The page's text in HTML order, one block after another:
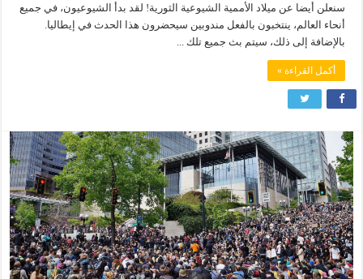
سنعلن أيضا عن ميلاد الأممية الشيوعية الثورية! لقد بدأ الشيوعيون، في جميع
أنحاء العالم، ينتخبون بالفعل مندوبين سيحضرون هذا الحدث في إيطاليا.
بالإضافة إلى ذلك، سيتم بث جميع تلك ...
أكمل القراءة »